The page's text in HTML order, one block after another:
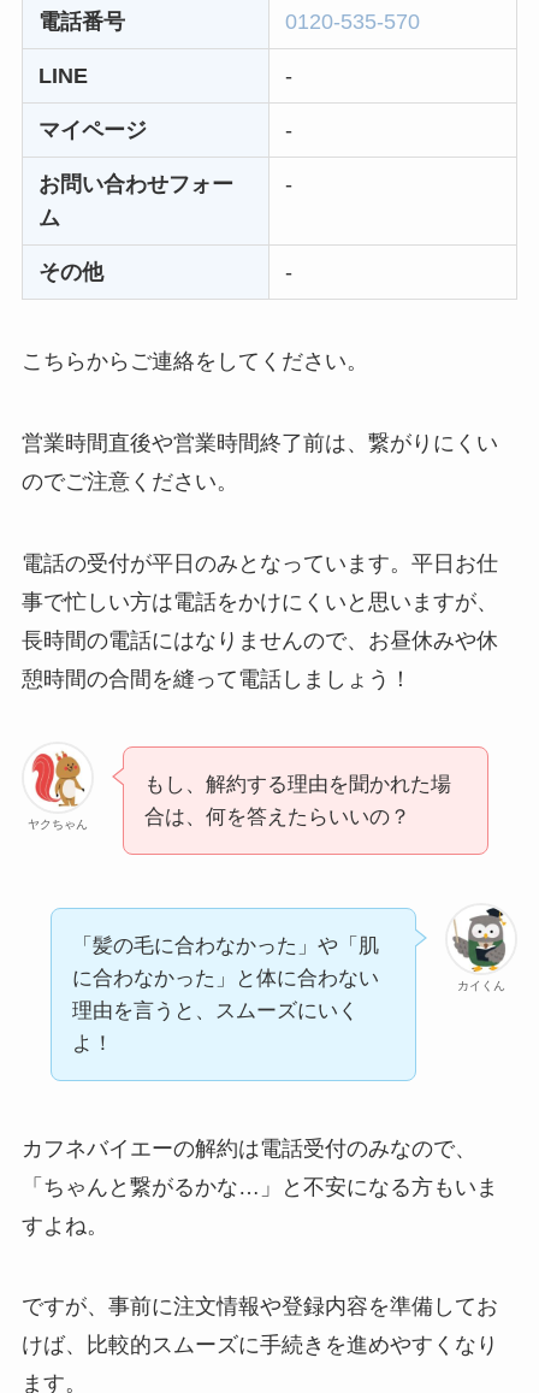
Sivorune(シボルネ)
なぜ解約できない？
ニーを電話から解約
電話番号 0120-535-570
LINE -
マイページ -
お問い合わせフォー
ム
-
その他 -
こちらからご連絡をしてください。
営業時間直後や営業時間終了前は、繋がりにくい
のでご注意ください。
電話の受付が平日のみとなっています。平日お仕
事で忙しい方は電話をかけにくいと思いますが、
長時間の電話にはなりませんので、お昼休みや休
憩時間の合間を縫って電話しましょう！
ヤクちゃん
もし、解約する理由を聞かれた場
合は、何を答えたらいいの？
カイくん
「髪の毛に合わなかった」や「肌
に合わなかった」と体に合わない
理由を言うと、スムーズにいく
よ！
カフネバイエーの解約は電話受付のみなので、
「ちゃんと繋がるかな…」と不安になる方もいま
すよね。
ですが、事前に注文情報や登録内容を準備してお
けば、比較的スムーズに手続きを進めやすくなり
ます。